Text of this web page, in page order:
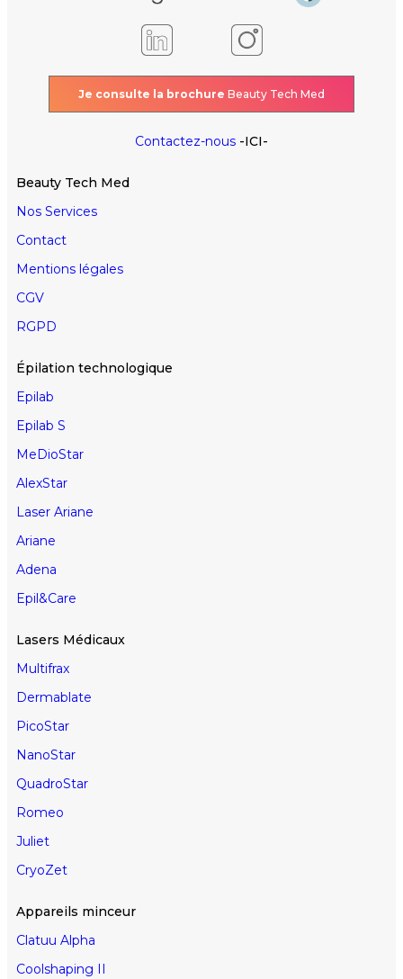
Je consulte la brochure Beauty Tech Med
Contactez-nous -ICI-
Beauty Tech Med
Nos Services
Contact
Mentions légales
CGV
RGPD
Épilation technologique
Epilab
Epilab S
MeDioStar
AlexStar
Laser Ariane
Ariane
Adena
Epil&Care
Lasers Médicaux
Multifrax
Dermablate
PicoStar
NanoStar
QuadroStar
Romeo
Juliet
CryoZet
Appareils minceur
Clatuu Alpha
Coolshaping II